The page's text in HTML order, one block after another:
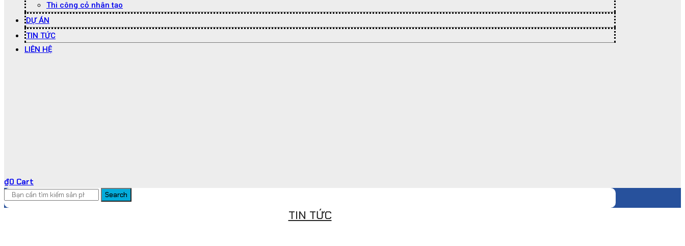
Thi công cỏ nhân tạo
DỰ ÁN
TIN TỨC
LIÊN HỆ
₫0 Cart
Search
TIN TỨC